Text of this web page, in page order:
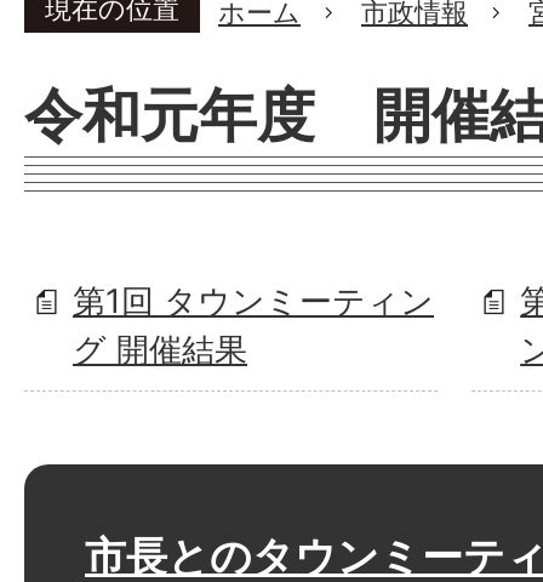
現在の位置 ホーム 市政情報
令和元年度 開催
第1回 タウンミーティン
グ 開催結果
市長とのタウンミーテ